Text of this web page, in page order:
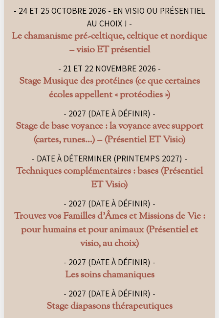
- 24 ET 25 OCTOBRE 2026 - EN VISIO OU PRÉSENTIEL
AU CHOIX ! -
Le chamanisme pré-celtique, celtique et nordique
– visio ET présentiel
- 21 ET 22 NOVEMBRE 2026 -
Stage Musique des protéines (ce que certaines
écoles appellent « protéodies »)
- 2027 (DATE À DÉFINIR) -
Stage de base voyance : la voyance avec support
(cartes, runes…) – (Présentiel ET Visio)
- DATE À DÉTERMINER (PRINTEMPS 2027) -
Techniques complémentaires : bases (Présentiel
ET Visio)
- 2027 (DATE À DÉFINIR) -
Trouvez vos Familles d’Âmes et Missions de Vie :
pour humains et pour animaux (Présentiel et
visio, au choix)
- 2027 (DATE À DÉFINIR) -
Les soins chamaniques
- 2027 (DATE À DÉFINIR) -
Stage diapasons thérapeutiques